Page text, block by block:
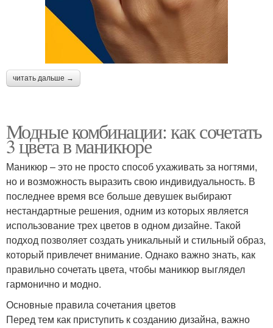
читать дальше →
Модные комбинации: как сочетать
3 цвета в маникюре
Маникюр – это не просто способ ухаживать за ногтями,
но и возможность выразить свою индивидуальность. В
последнее время все больше девушек выбирают
нестандартные решения, одним из которых является
использование трех цветов в одном дизайне. Такой
подход позволяет создать уникальный и стильный образ,
который привлечет внимание. Однако важно знать, как
правильно сочетать цвета, чтобы маникюр выглядел
гармонично и модно.
Основные правила сочетания цветов
Перед тем как приступить к созданию дизайна, важно